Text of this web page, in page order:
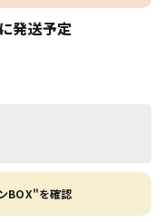
発送予定
BOX"を確認